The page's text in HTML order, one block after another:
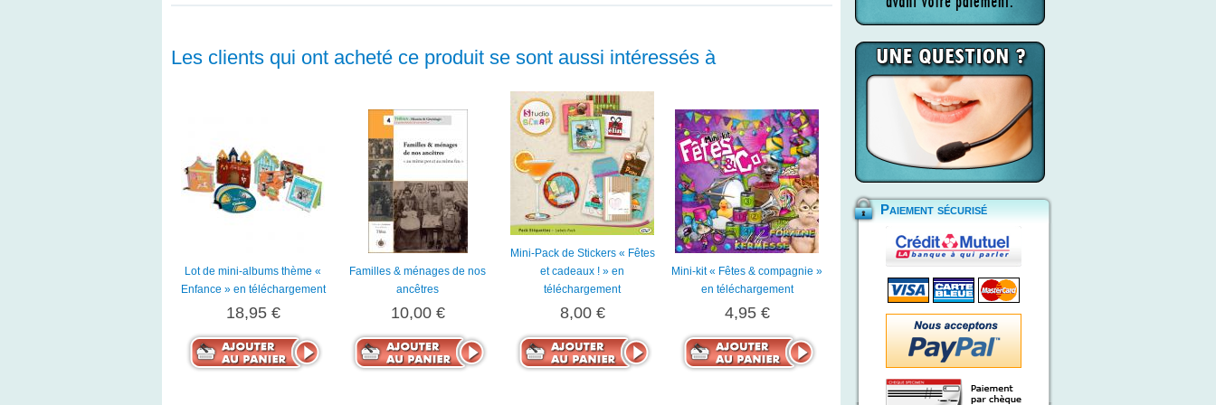
Les clients qui ont acheté ce produit se sont aussi intéressés à
Lot de mini-albums thème «
Enfance » en téléchargement
18,95 €
Familles & ménages de nos
ancêtres
10,00 €
Mini-Pack de Stickers « Fêtes
et cadeaux ! » en
téléchargement
8,00 €
Mini-kit « Fêtes & compagnie »
en téléchargement
4,95 €
Paiement sécurisé